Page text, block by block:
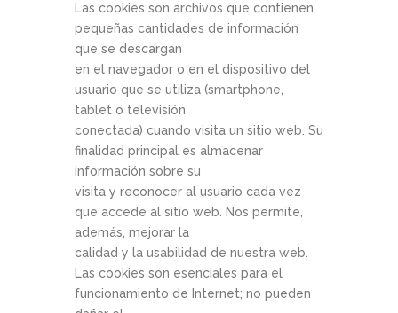
Las cookies son archivos que contienen
pequeñas cantidades de información
que se descargan
en el navegador o en el dispositivo del
usuario que se utiliza (smartphone,
tablet o televisión
conectada) cuando visita un sitio web. Su
finalidad principal es almacenar
información sobre su
visita y reconocer al usuario cada vez
que accede al sitio web. Nos permite,
además, mejorar la
calidad y la usabilidad de nuestra web.
Las cookies son esenciales para el
funcionamiento de Internet; no pueden